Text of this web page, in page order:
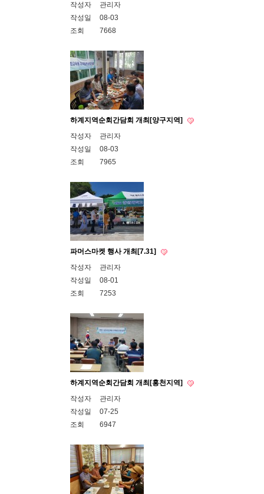
작성자
관리자
작성일
08-03
조회
7668
하계지역순회간담회 개최[양구지역]
작성자
관리자
작성일
08-03
조회
7965
파머스마켓 행사 개최[7.31]
작성자
관리자
작성일
08-01
조회
7253
하계지역순회간담회 개최[홍천지역]
작성자
관리자
작성일
07-25
조회
6947